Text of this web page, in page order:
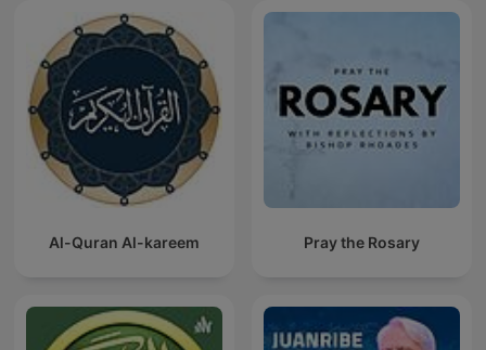
Al-Quran Al-kareem Pray the Rosary